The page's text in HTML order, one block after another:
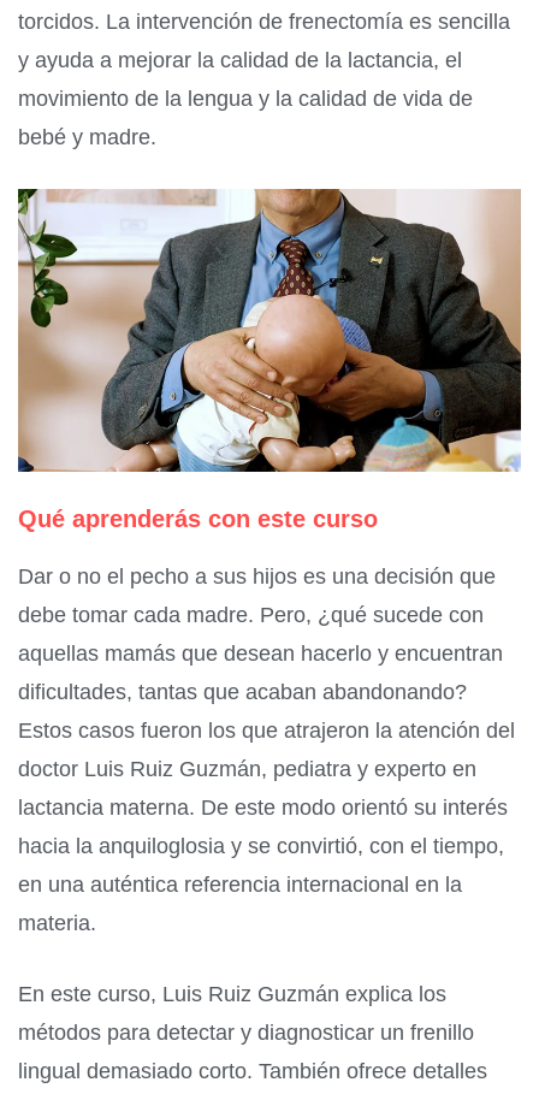
torcidos. La intervención de frenectomía es sencilla
y ayuda a mejorar la calidad de la lactancia, el
movimiento de la lengua y la calidad de vida de
bebé y madre.
Qué aprenderás con este curso
Dar o no el pecho a sus hijos es una decisión que
debe tomar cada madre. Pero, ¿qué sucede con
aquellas mamás que desean hacerlo y encuentran
dificultades, tantas que acaban abandonando?
Estos casos fueron los que atrajeron la atención del
doctor Luis Ruiz Guzmán, pediatra y experto en
lactancia materna. De este modo orientó su interés
hacia la anquiloglosia y se convirtió, con el tiempo,
en una auténtica referencia internacional en la
materia.
En este curso, Luis Ruiz Guzmán explica los
métodos para detectar y diagnosticar un frenillo
lingual demasiado corto. También ofrece detalles